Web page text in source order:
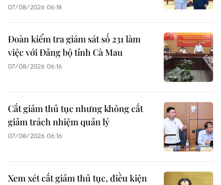
07/08/2026 06:18
Đoàn kiểm tra giám sát số 231 làm
việc với Đảng bộ tỉnh Cà Mau
07/08/2026 06:16
Cắt giảm thủ tục nhưng không cắt
giảm trách nhiệm quản lý
07/08/2026 06:16
Xem xét cắt giảm thủ tục, điều kiện